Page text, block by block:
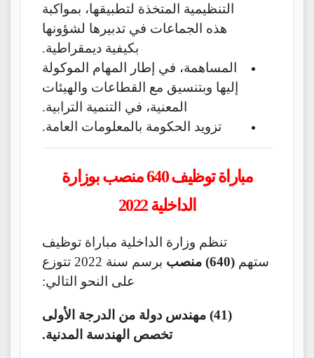
التنظيمية المتخذة لتطبيقها، بمواكبة
هذه الجماعات في تدبيرها لشؤونها
بكيفية ديمقراطية.
المساهمة، في إطار المهام الموكولة
إليها وبتنسيق مع القطاعات والهيئات
المعنية، في التنمية الترابية.
تزويد الحكومة بالمعلومات العامة.
مباراة توظيف 640 منصب بوزارة
الداخلية 2022
تنظم وزارة الداخلية مباراة توظيف
ستهم (640) منصب
برسم سنة 2022 تتوزع
على النحو التالي:
(41) مهندس دولة من الدرجة الأولى
تخصص الهندسة المدنية.